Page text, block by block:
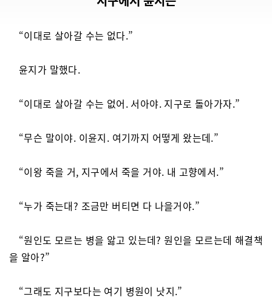
“이대로 살아갈 수는 없다.”
윤지가 말했다.
“이대로 살아갈 수는 없어. 서아야. 지구로 돌아가자.”
“무슨 말이야. 이윤지. 여기까지 어떻게 왔는데.”
“이왕 죽을 거, 지구에서 죽을 거야. 내 고향에서.”
“누가 죽는대? 조금만 버티면 다 나을거야.”
“원인도 모르는 병을 앓고 있는데? 원인을 모르는데 해결책
을 알아?”
“그래도 지구보다는 여기 병원이 낫지.”